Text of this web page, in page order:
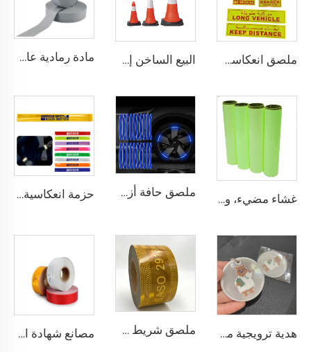
ملصق انعكاسي باللغة العربية مخصص من PET/PVC طويل للمركبات / لا تدخين / الحفاظ على المسافة / طفاية الحريق / خطر للسعودية البيع الساخن إشارة مرنة ملصقات سلامة عاكسة PVC مخاريط الطرق المرورية مادة رمادية عاكسة للملابس، شريط عاكس مضيء عالي الكثافة وخياطة ملائمة للملابس والسترات والجاكتات
غشاء مضيء، ورقة لامعة ذاتية اللصوق تلمع في الظلام، ملصق فينيل فوتولومنيسنت للزينة
ملصق حافة أزرق انعكاسي للسيارات والدراجات النارية والعجلات لتزيين السيارات بأمان وزخرفة حزمة انعكاسية من PVC مع شريط معصم قابل للانحناء ومرئي للاستخدام في الأنشطة الخارجية
هدية ترويجية مخصصة علامة أمان مرئية عالية مع علامة تجارية مخصصة مصنوعة من PVC سلسلة مفتاح انعكاسية ملصق شريط عاكس رجعي أصفر SASO 2913 للشاحنات والقطارات مصانع شهادة الأيزو 104R شريط علامة انعكاسية رجوعية ملصق لشاحنة